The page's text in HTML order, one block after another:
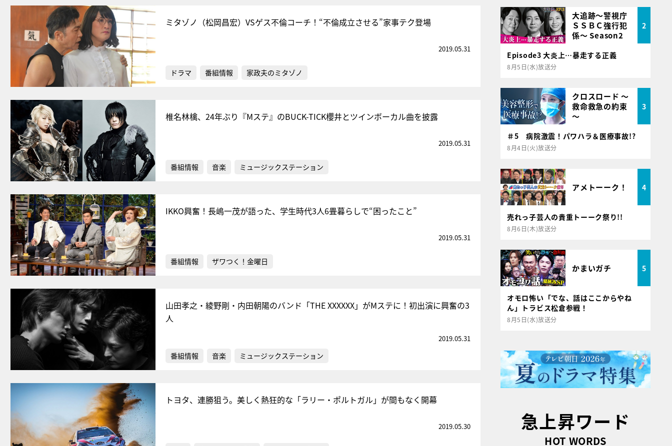
ミタゾノ（松岡昌宏）VSゲス不倫コーチ！“不倫成立させる”家事テク登場
2019.05.31
ドラマ 番組情報 家政夫のミタゾノ
椎名林檎、24年ぶり『Mステ』のBUCK-TICK櫻井とツインボーカル曲を披露
2019.05.31
番組情報 音楽 ミュージックステーション
IKKO興奮！長嶋一茂が語った、学生時代3人6畳暮らしで“困ったこと”
2019.05.31
番組情報 ザワつく！金曜日
山田孝之・綾野剛・内田朝陽のバンド「THE XXXXXX」がMステに！初出演に興奮の3
人
2019.05.31
番組情報 音楽 ミュージックステーション
トヨタ、連勝狙う。美しく熱狂的な「ラリー・ポルトガル」が間もなく開幕
2019.05.30
大追跡～警視庁
ＳＳＢＣ強行犯
係～ Season2
2
Episode3 大炎上…暴走する正義
8月5日(水)放送分
クロスロード ～
救命救急の約束
～
3
＃5 病院激震！パワハラ＆医療事故!?
8月4日(火)放送分
アメトーーク！ 4
売れっ子芸人の貴重トーーク祭り!!
8月6日(木)放送分
かまいガチ 5
オモロ怖い「でな、話はここからやね
ん」トラビス松倉参戦！
8月5日(水)放送分
急上昇ワード
HOT WORDS